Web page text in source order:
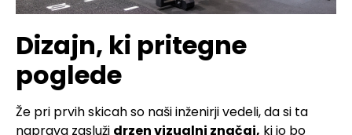
Dizajn, ki pritegne
poglede
Že pri prvih skicah so naši inženirji vedeli, da si ta
naprava zasluži drzen vizualni značaj, ki jo bo